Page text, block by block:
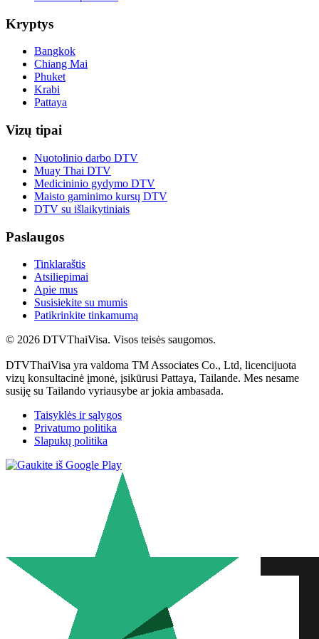
Kryptys
Bangkok
Chiang Mai
Phuket
Krabi
Pattaya
Vizų tipai
Nuotolinio darbo DTV
Muay Thai DTV
Medicininio gydymo DTV
Maisto gaminimo kursų DTV
DTV su išlaikytiniais
Paslaugos
Tinklaraštis
Atsiliepimai
Apie mus
Susisiekite su mumis
Patikrinkite tinkamumą
© 2026 DTVThaiVisa. Visos teisės saugomos.
DTVThaiVisa yra valdoma TM Associates Co., Ltd, licencijuota
vizų konsultacinė įmonė, įsikūrusi Pattaya, Tailande. Mes nesame
susiję su Tailando vyriausybe ar jokia ambasada.
Taisyklės ir sąlygos
Privatumo politika
Slapukų politika